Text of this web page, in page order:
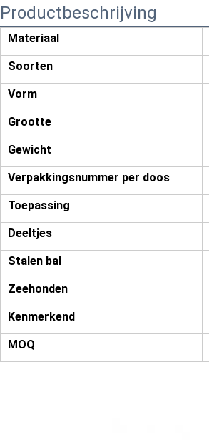
Productbeschrijving
Materiaal
Soorten
Vorm
Grootte
Gewicht
Verpakkingsnummer per doos
Toepassing
Deeltjes
Stalen bal
Zeehonden
Kenmerkend
MOQ